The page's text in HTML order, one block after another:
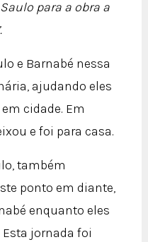
para a obra a
e Barnabé nessa
ajudando eles
cidade. Em
e foi para casa.
também
ponto em diante,
enquanto eles
jornada foi